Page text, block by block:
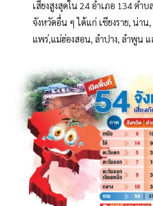
เสี่ยงสูงสุดใน 24 อำเภอ 134 ตำ
จังหวัดอื่น ๆ ได้แก่ เชียงราย, น่าน,
แพร่,แม่ฮ่องสอน, ลำปาง, ลำพูน